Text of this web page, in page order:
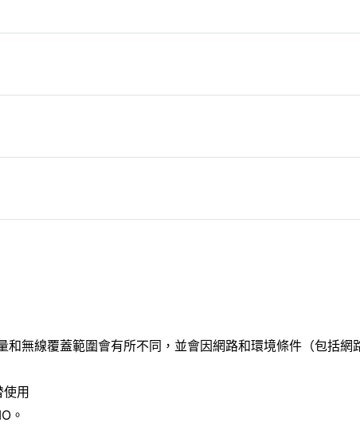
無線覆蓋範圍會有所不同，並會因網路和環境條件（包括
使用
。